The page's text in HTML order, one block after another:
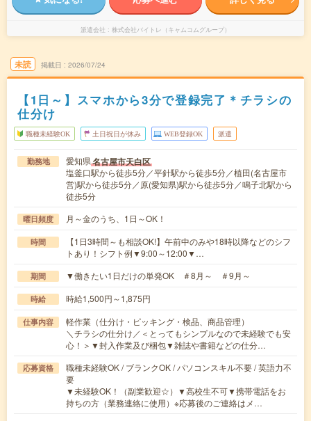
派遣会社 株式会社バイトレ（キャムコムグループ）
未読 掲載日 2026/07/24
【1日～】スマホから3分で登録完了＊チラシの
仕分け
職種未経験OK 土日祝日が休み WEB登録OK 派遣
勤務地 愛知県名古屋市天白区
塩釜口駅から徒歩5分／平針駅から徒歩5分／植田(名古屋市
営)駅から徒歩5分／原(愛知県)駅から徒歩5分／鳴子北駅から
徒歩5分
曜日頻度 月～金のうち、1日～OK！
時間
【1日3時間～も相談OK!】午前中のみや18時以降などのシフ
トあり！シフト例▼9:00～12:00▼…
期間 ▼働きたい1日だけの単発OK ＃8月～ ＃9月～
時給 時給1,500円～1,875円
仕事内容
軽作業（仕分け・ピッキング・検品、商品管理）
＼チラシの仕分け／＜とってもシンプルなので未経験でも安
心！＞▼封入作業及び梱包▼雑誌や書籍などの仕分…
応募資格
職種未経験OK / ブランクOK / パソコンスキル不要 / 英語力不
要
▼未経験OK！（副業歓迎☆）▼高校生不可▼携帯電話をお
持ちの方（業務連絡に使用）※応募後のご連絡はメ…